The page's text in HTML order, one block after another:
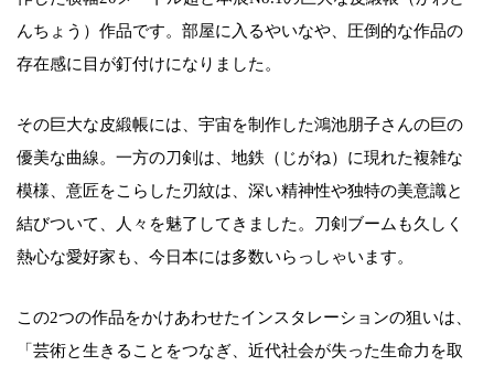
んちょう）作品です。部屋に入るやいなや、圧倒的な作品の
存在感に目が釘付けになりました。
その巨大な皮緞帳には、宇宙を制作した鴻池朋子さんの巨の
優美な曲線。一方の刀剣は、地鉄（じがね）に現れた複雑な
模様、意匠をこらした刃紋は、深い精神性や独特の美意識と
結びついて、人々を魅了してきました。刀剣ブームも久しく
熱心な愛好家も、今日本には多数いらっしゃいます。
この2つの作品をかけあわせたインスタレーションの狙いは、
「芸術と生きることをつなぎ、近代社会が失った生命力を取